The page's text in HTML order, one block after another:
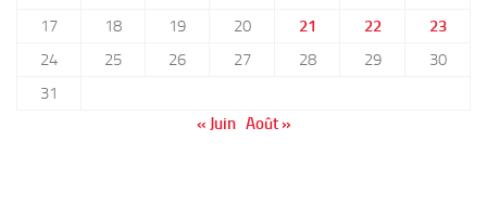
17
18 19 20 21 22
23
24
25 26 27 28 29
30
31
« Juin Août »